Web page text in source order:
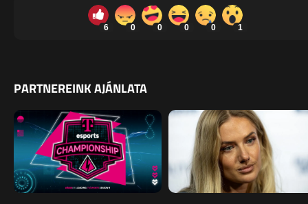
6 0 0 0 0 1
PARTNEREINK AJÁNLATA